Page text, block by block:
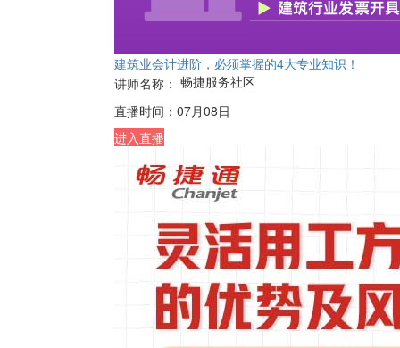
建筑业会计进阶，必须掌握的4大专业知识！
讲师名称： 畅捷服务社区
直播时间： 07月08日
进入直播